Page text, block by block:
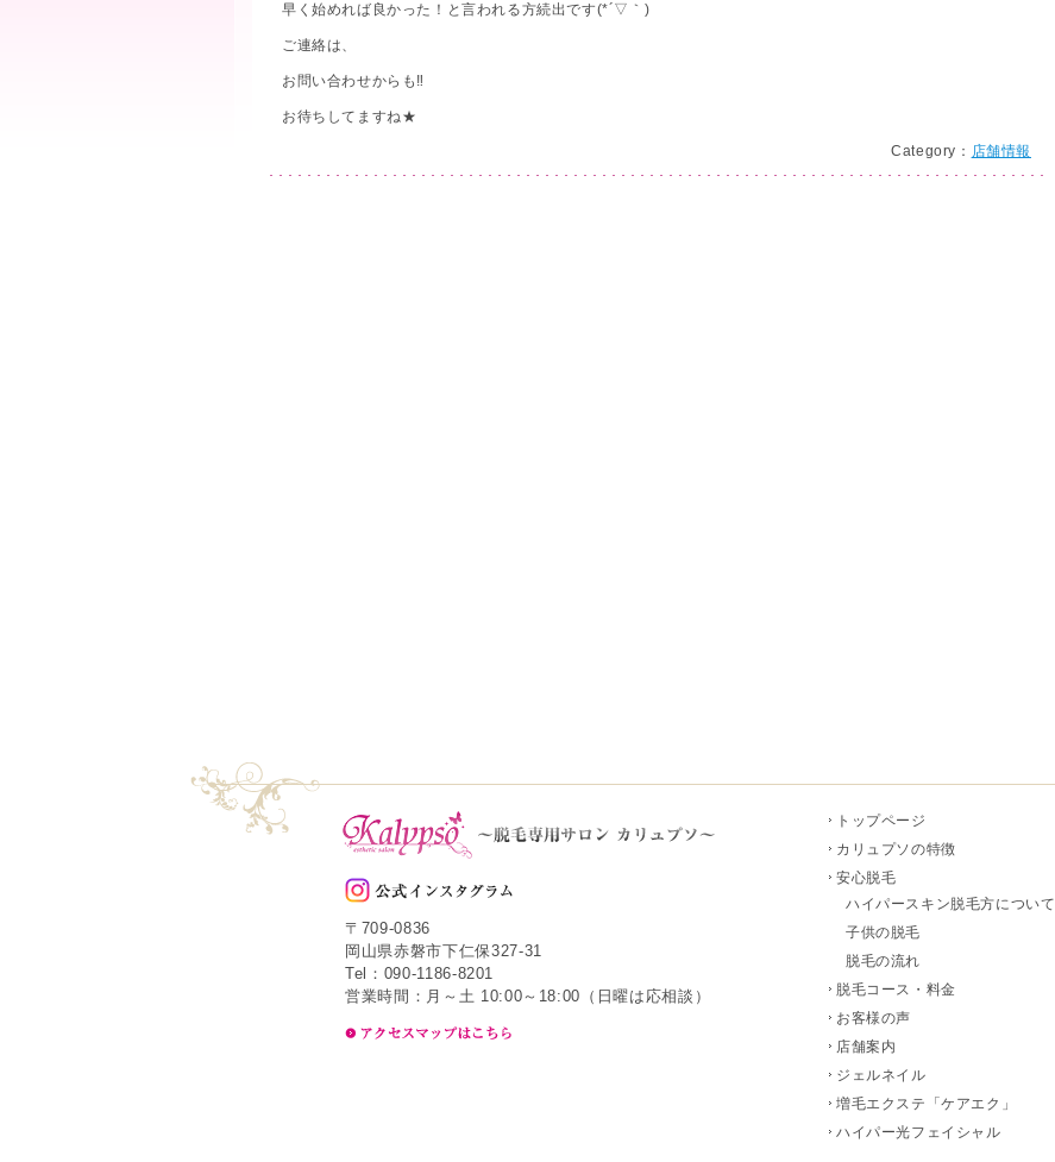
早く始めれば良かった！と言われる方続出です(*´▽｀)
ご連絡は、
お問い合わせからも‼
お待ちしてますね★
Category： 店舗情報
〒709-0836
岡山県赤磐市下仁保327-31
Tel：090-1186-8201
営業時間：月～土 10:00～18:00（日曜は応相談）
トップページ
カリュプソの特徴
安心脱毛
ハイパースキン脱毛方について
子供の脱毛
脱毛の流れ
脱毛コース・料金
お客様の声
店舗案内
ジェルネイル
増毛エクステ「ケアエク」
ハイパー光フェイシャル